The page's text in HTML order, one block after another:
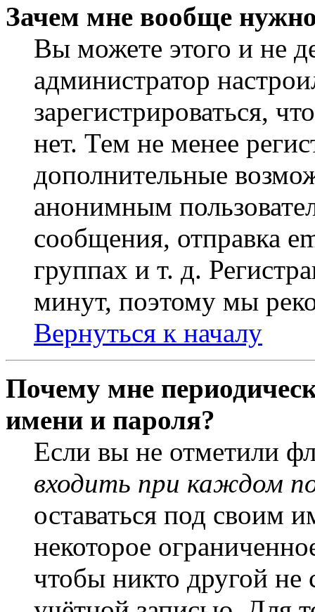
Зачем мне вообще
Вы можете этого и не
администратор
зарегистрироваться,
нет. Тем не менее
дополнительные
анонимным
сообщения, отправка
группах и т. д.
минут, поэтому мы
Вернуться к началу
Почему мне
имени и пароля?
Если вы не отметили
входить при каждом
оставаться под своим
некоторое
чтобы никто другой не